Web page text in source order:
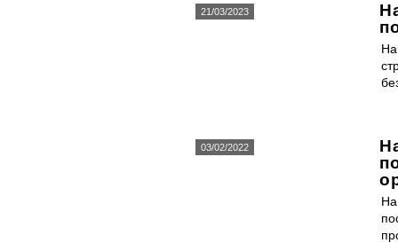
21/03/2023
03/02/2022